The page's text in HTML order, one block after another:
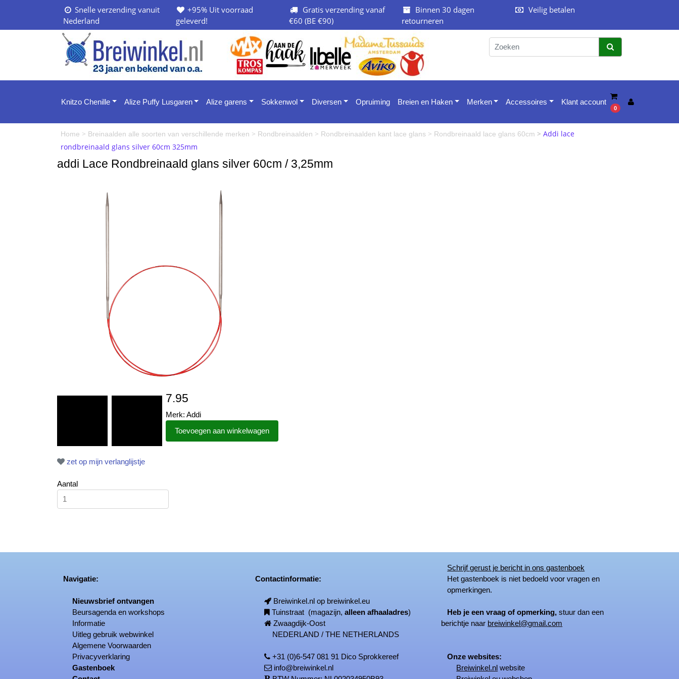
Snelle verzending vanuit
Nederland
+95% Uit voorraad
geleverd!
Gratis verzending vanaf
€60 (BE €90)
Binnen 30 dagen
retourneren
Veilig betalen
Knitzo Chenille Alize Puffy Lusgaren Alize garens Sokkenwol Diversen Opruiming Breien en Haken Merken Accessoires Klant account
0
Home > Breinaalden alle soorten van verschillende merken > Rondbreinaalden > Rondbreinaalden kant lace glans > Rondbreinaald lace glans 60cm > Addi lace
rondbreinaald glans silver 60cm 325mm
addi Lace Rondbreinaald glans silver 60cm / 3,25mm
7.95
Merk: Addi
zet op mijn verlanglijstje
Aantal
Navigatie:
Nieuwsbrief ontvangen
Beursagenda en workshops
Informatie
Uitleg gebruik webwinkel
Algemene Voorwaarden
Privacyverklaring
Gastenboek
Contactinformatie:
Breiwinkel.nl op breiwinkel.eu
Tuinstraat (magazijn,alleen afhaaladres)
Zwaagdijk-Oost
NEDERLAND / THE NETHERLANDS
+31 (0)6-547 081 91 Dico Sprokkereef
info@breiwinkel.nl
Schrijf gerust je bericht in ons gastenboek
Het gastenboek is niet bedoeld voor vragen en
opmerkingen.
Heb je een vraag of opmerking, stuur dan een
berichtje naar breiwinkel@gmail.com
Onze websites:
Breiwinkel.nl website